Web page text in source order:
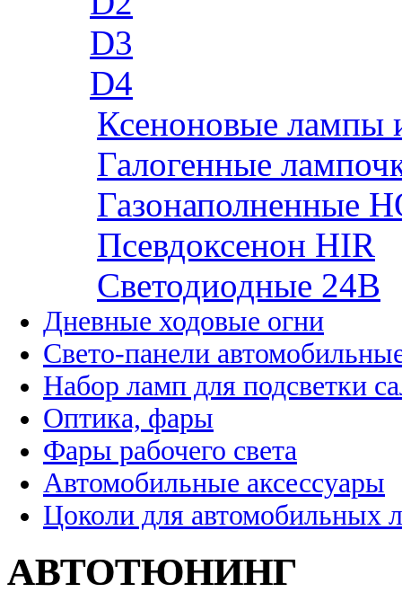
D3
D4
Ксеноновые лампы
Галогенные
Газонаполненные
Псевдоксенон HIR
Cветодиодные 24B
Дневные ходовые огни
Свето-панели
Набор ламп для подсветки
Оптика, фары
Фары рабочего света
Автомобильные аксессуары
Цоколи для автомобильных
АВТОТЮНИНГ